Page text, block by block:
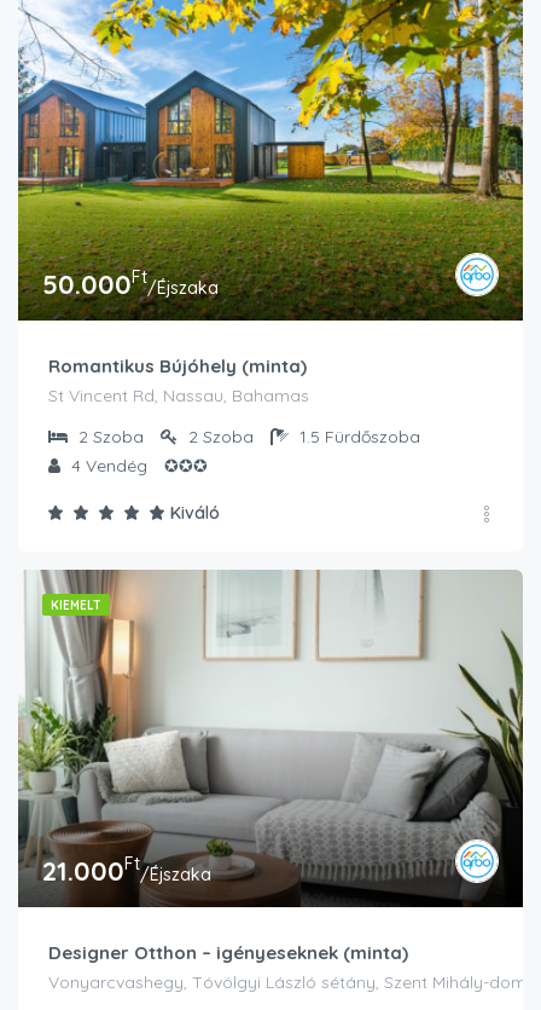
50.000Ft/Éjszaka
Romantikus Bújóhely (minta)
St Vincent Rd, Nassau, Bahamas
2 Szoba 2 Szoba 1.5 Fürdőszoba
4 Vendég ✪✪✪
Kiváló
KIEMELT
21.000Ft/Éjszaka
Designer Otthon – igényeseknek (minta)
Vonyarcvashegy, Tóvölgyi László sétány, Szent Mihály-